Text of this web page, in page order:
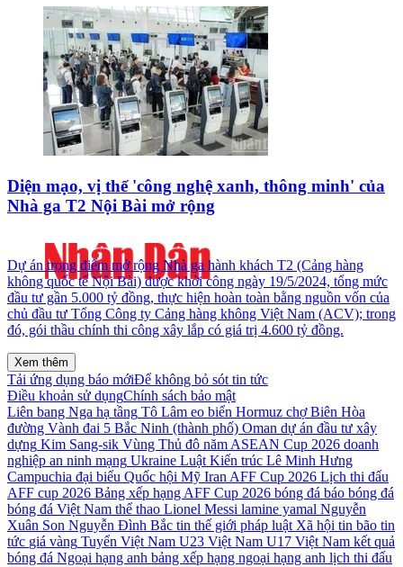
Diện mạo, vị thế 'công nghệ xanh, thông minh' của
Nhà ga T2 Nội Bài mở rộng
Dự án trọng điểm mở rộng Nhà ga hành khách T2 (Cảng hàng
không quốc tế Nội Bài) được khởi công ngày 19/5/2024, tổng mức
đầu tư gần 5.000 tỷ đồng, thực hiện hoàn toàn bằng nguồn vốn của
chủ đầu tư Tổng Công ty Cảng hàng không Việt Nam (ACV); trong
đó, gói thầu chính thi công xây lắp có giá trị 4.600 tỷ đồng.
Xem thêm
Tải ứng dụng báo mớiĐể không bỏ sót tin tức
Điều khoản sử dụngChính sách bảo mật
Liên bang Nga hạ tầng Tô Lâm eo biển Hormuz chợ Biên Hòa
đường Vành đai 5 Bắc Ninh (thành phố) Oman dự án đầu tư xây
dựng Kim Sang-sik Vùng Thủ đô năm ASEAN Cup 2026 doanh
nghiệp an ninh mạng Ukraine Luật Kiến trúc Lê Minh Hưng
Campuchia đại biểu Quốc hội Mỹ Iran AFF Cup 2026 Lịch thi đấu
AFF cup 2026 Bảng xếp hạng AFF Cup 2026 bóng đá báo bóng đá
bóng đá Việt Nam thể thao Lionel Messi lamine yamal Nguyễn
Xuân Son Nguyễn Đình Bắc tin thế giới pháp luật Xã hội tin bão tin
tức giá vàng Tuyển Việt Nam U23 Việt Nam U17 Việt Nam kết quả
bóng đá Ngoại hạng anh bảng xếp hạng ngoại hạng anh lịch thi đấu